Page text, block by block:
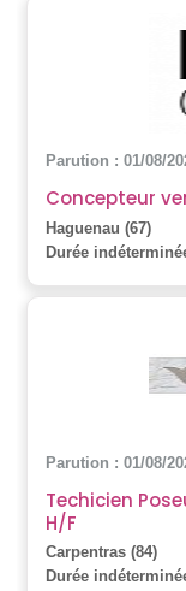
Parution : 01/08/
Concepteur
Haguenau (67)
Durée
Parution : 01/08/
Techicien
H/F
Carpentras (84)
Durée